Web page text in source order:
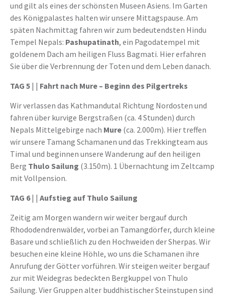
und gilt als eines der schönsten Museen Asiens. Im Garten
des Königpalastes halten wir unsere Mittagspause. Am
späten Nachmittag fahren wir zum bedeutendsten Hindu
Tempel Nepals: Pashupatinath, ein Pagodatempel mit
goldenem Dach am heiligen Fluss Bagmati. Hier erfahren
Sie über die Verbrennung der Toten und dem Leben danach.
TAG 5 | | Fahrt nach Mure – Beginn des Pilgertreks
Wir verlassen das Kathmandutal Richtung Nordosten und
fahren über kurvige Bergstraßen (ca. 4 Stunden) durch
Nepals Mittelgebirge nach Mure (ca. 2.000m). Hier treffen
wir unsere Tamang Schamanen und das Trekkingteam aus
Timal und beginnen unsere Wanderung auf den heiligen
Berg Thulo Sailung (3.150m). 1 Übernachtung im Zeltcamp
mit Vollpension.
TAG 6| | Aufstieg auf Thulo Sailung
Zeitig am Morgen wandern wir weiter bergauf durch
Rhododendrenwälder, vorbei an Tamangdörfer, durch kleine
Basare und schließlich zu den Hochweiden der Sherpas. Wir
besuchen eine kleine Höhle, wo uns die Schamanen ihre
Anrufung der Götter vorführen. Wir steigen weiter bergauf
zur mit Weidegras bedeckten Bergkuppel von Thulo
Sailung. Vier Gruppen alter buddhistischer Steinstupen sind